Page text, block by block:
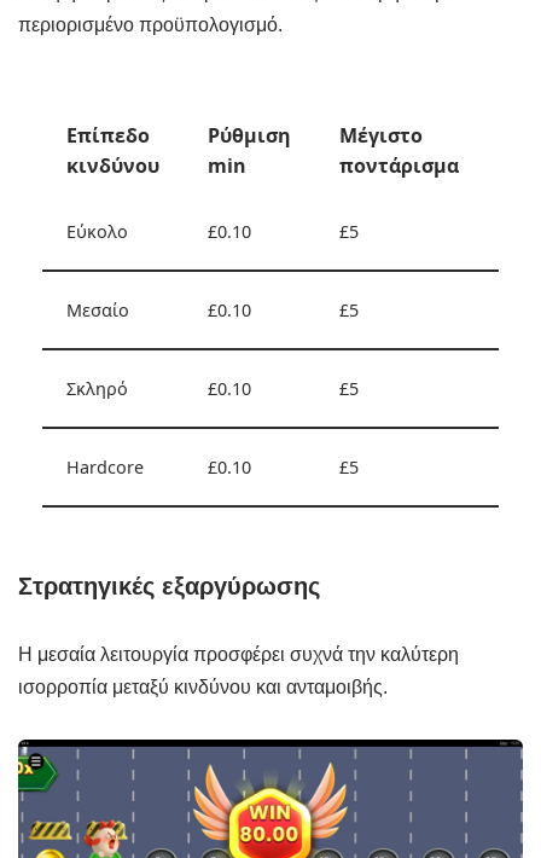
περιορισμένο προϋπολογισμό.
Επίπεδο
κινδύνου
Ρύθμιση
min
Μέγιστο
ποντάρισμα
Εύκολο £0.10 £5
Μεσαίο £0.10 £5
Σκληρό £0.10 £5
Hardcore £0.10 £5
Στρατηγικές εξαργύρωσης
Η μεσαία λειτουργία προσφέρει συχνά την καλύτερη
ισορροπία μεταξύ κινδύνου και ανταμοιβής.